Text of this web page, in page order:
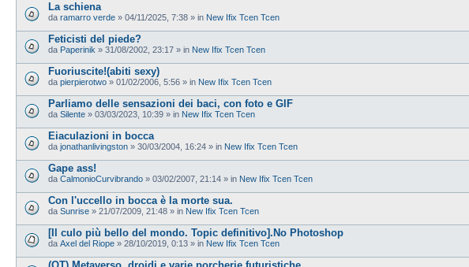
La schiena
da ramarro verde » 04/11/2025, 7:38 » in New Ifix Tcen Tcen
Feticisti del piede?
da Paperinik » 31/08/2002, 23:17 » in New Ifix Tcen Tcen
Fuoriuscite!(abiti sexy)
da pierpierotwo » 01/02/2006, 5:56 » in New Ifix Tcen Tcen
Parliamo delle sensazioni dei baci, con foto e GIF
da Silente » 03/03/2023, 10:39 » in New Ifix Tcen Tcen
Eiaculazioni in bocca
da jonathanlivingston » 30/03/2004, 16:24 » in New Ifix Tcen Tcen
Gape ass!
da CalmonioCurvibrando » 03/02/2007, 21:14 » in New Ifix Tcen Tcen
Con l'uccello in bocca è la morte sua.
da Sunrise » 21/07/2009, 21:48 » in New Ifix Tcen Tcen
[Il culo più bello del mondo. Topic definitivo].No Photoshop
da Axel del Riope » 28/10/2019, 0:13 » in New Ifix Tcen Tcen